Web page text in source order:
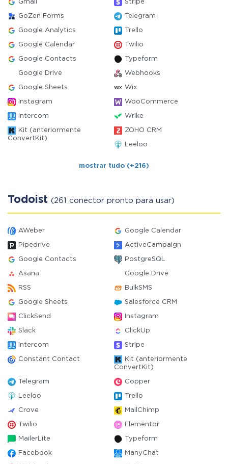
Gmail Stripe
GoZen Forms Telegram
Google Analytics Trello
Google Calendar Twilio
Google Contacts Typeform
Google Drive Webhooks
Google Sheets Wix
Instagram WooCommerce
Intercom Wrike
Kit (anteriormente
ConvertKit)
ZOHO CRM
Leeloo
mostrar tudo (+216)
Todoist (261 conector pronto para usar)
AWeber Google Calendar
Pipedrive ActiveCampaign
Google Contacts PostgreSQL
Asana Google Drive
RSS BulkSMS
Google Sheets Salesforce CRM
ClickSend Instagram
Slack ClickUp
Intercom Stripe
Constant Contact
Kit (anteriormente
ConvertKit)
Telegram Copper
Leeloo Trello
Crove MailChimp
Twilio Elementor
MailerLite Typeform
Facebook ManyChat